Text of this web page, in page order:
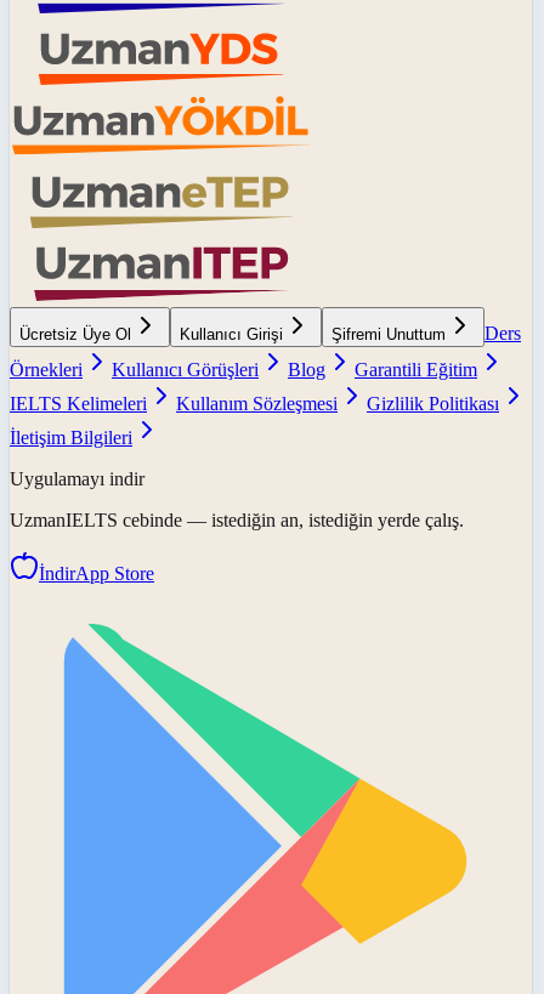
Ücretsiz Üye Ol Kullanıcı Girişi Şifremi Unuttum
Ders
Örnekleri
Kullanıcı Görüşleri Blog
Garantili Eğitim
IELTS Kelimeleri
Kullanım Sözleşmesi
Gizlilik Politikası
İletişim Bilgileri
Uygulamayı indir
UzmanIELTS cebinde — istediğin an, istediğin yerde çalış.
İndirApp Store